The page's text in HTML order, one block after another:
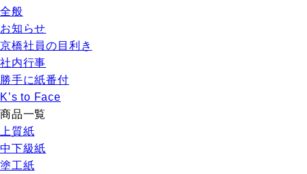
全般
お知らせ
京橋社員の目利き
社内行事
勝手に紙番付
K’s to Face
商品一覧
上質紙
中下級紙
塗工紙